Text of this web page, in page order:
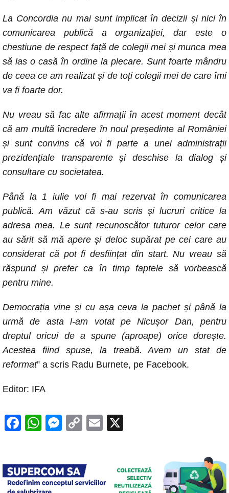
La Concordia nu mai sunt implicat în decizii și nici în
comunicarea publică a organizației, dar este o
chestiune de respect față de colegii mei și munca mea
să las o casă în ordine la plecare. Sunt foarte mândru
de ceea ce am realizat și de toți colegii mei de care îmi
va fi foarte dor.
Nu vreau să fac alte afirmații în acest moment decât
că am multă încredere în noul președinte al României
și sunt convins că voi fi parte a unei administrații
prezidențiale transparente și deschise la dialog și
consultare cu societatea.
Până la 1 iulie voi fi mai rezervat în comunicarea
publică. Am văzut că s-au scris și lucruri critice la
adresa mea. Le sunt recunoscător tuturor celor care
au sărit să mă apere și deloc supărat pe cei care au
considerat că pot fi desființat din start. Nu vreau să
răspund și prefer ca în timp faptele să vorbească
pentru mine.
Democrația vine și cu așa ceva la pachet și până la
urmă de asta l-am votat pe Nicușor Dan, pentru
dreptul oricui de a spune (aproape) orice dorește.
Acestea fiind spuse, la treabă. Avem un stat de
reformat” a scris Radu Burnete, pe Facebook.
Editor: IFA
F
e
b
W
s
A
M
e
n
C
y
Li
E